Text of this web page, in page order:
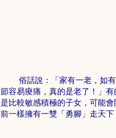
俗話說：「家有一老，如
節容易痠痛，真的是老了！」
是比較敏感積極的子女，可能
前一樣擁有一雙「勇腳」走天下